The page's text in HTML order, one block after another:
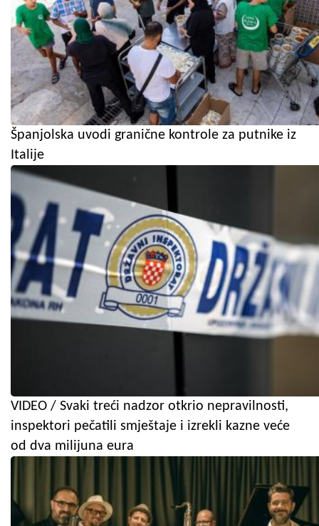
Španjolska uvodi granične kontrole za putnike iz
Italije
VIDEO / Svaki treći nadzor otkrio nepravilnosti,
inspektori pečatili smještaje i izrekli kazne veće
od dva milijuna eura